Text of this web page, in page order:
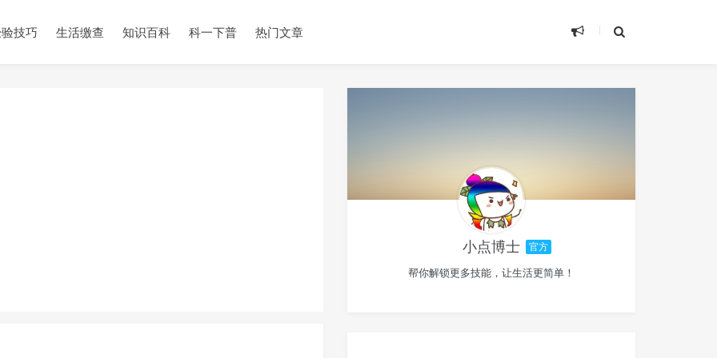
技巧 生活缴查 知识百科 科一下普 热门文章
小点博士 官方
帮你解锁更多技能，让生活更简单！